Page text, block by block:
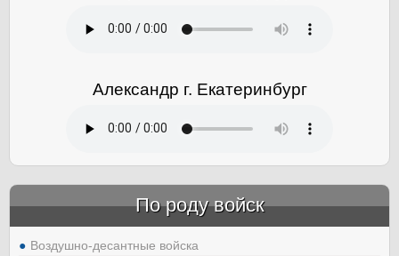
Александр г. Екатеринбург
По роду войск
Воздушно-десантные войска